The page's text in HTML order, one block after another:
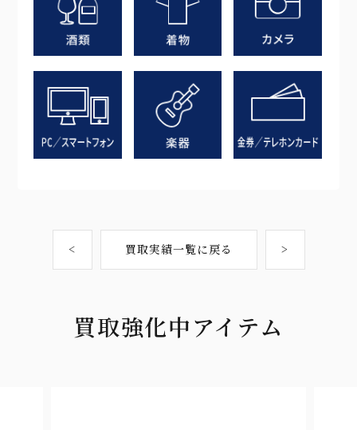
< 買取実績一覧に戻る >
買取強化中アイテム